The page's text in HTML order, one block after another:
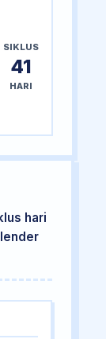
SIKLUS
41
HARI
hari